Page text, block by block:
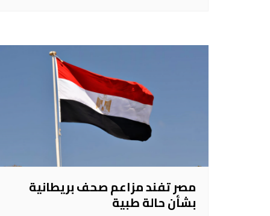
مصر تفند مزاعم صحف بريطانية
بشأن حالة طبية